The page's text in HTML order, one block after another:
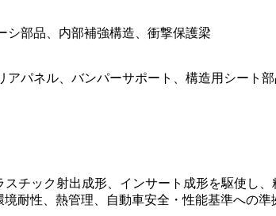
シ部品、内部補強構造、衝撃保護梁
アパネル、バンパーサポート、構造用シート部
チック射出成形、インサート成形を駆使し
耐性、熱管理、自動車安全・性能基準への準